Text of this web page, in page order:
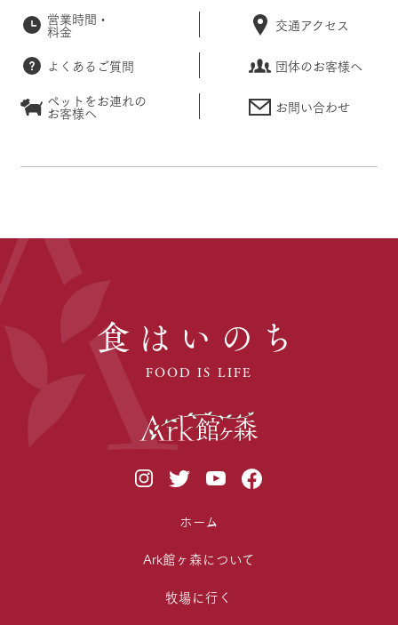
営業時間・
料金 交通アクセス
よくあるご質問
団体のお客様へ
ペットをお連れの
お客様へ お問い合わせ
食はいのち
FOOD IS LIFE
ホーム
Ark館ヶ森について
牧場に行く